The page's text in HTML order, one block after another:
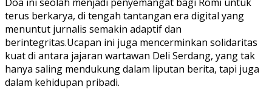
terus berkarya, di tengah tantangan era digital yang
menuntut jurnalis semakin adaptif dan
berintegritas.Ucapan ini juga mencerminkan solidaritas
kuat di antara jajaran wartawan Deli Serdang, yang tak
hanya saling mendukung dalam liputan berita, tapi juga
dalam kehidupan pribadi.